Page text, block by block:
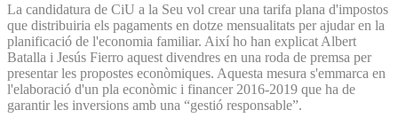
La candidatura de CiU a la Seu vol crear una tarifa plana d'impostos
que distribuiria els pagaments en dotze mensualitats per ajudar en la
planificació de l'economia familiar. Així ho han explicat Albert
Batalla i Jesús Fierro aquest divendres en una roda de premsa per
presentar les propostes econòmiques. Aquesta mesura s'emmarca en
l'elaboració d'un pla econòmic i financer 2016-2019 que ha de
garantir les inversions amb una “gestió responsable”.